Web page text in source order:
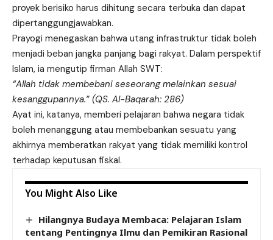
proyek berisiko harus dihitung secara terbuka dan dapat
dipertanggungjawabkan.
Prayogi menegaskan bahwa utang infrastruktur tidak boleh
menjadi beban jangka panjang bagi rakyat. Dalam perspektif
Islam, ia mengutip firman Allah SWT:
“Allah tidak membebani seseorang melainkan sesuai
kesanggupannya.” (QS. Al-Baqarah: 286)
Ayat ini, katanya, memberi pelajaran bahwa negara tidak
boleh menanggung atau membebankan sesuatu yang
akhirnya memberatkan rakyat yang tidak memiliki kontrol
terhadap keputusan fiskal.
You Might Also Like
Hilangnya Budaya Membaca: Pelajaran Islam
tentang Pentingnya Ilmu dan Pemikiran Rasional